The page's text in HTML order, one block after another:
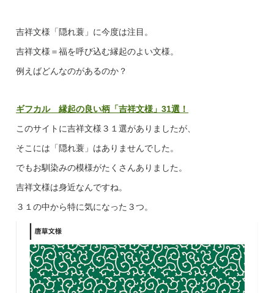
吉祥文様「隠れ蓑」に今度は注目。
吉祥文様＝福を呼び込む縁起のよい文様。
例えばどんなのがあるのか？
ギフカル 縁起の良い柄「吉祥文様」31選！
このサイトに吉祥文様３１選がありましたが、
そこには「隠れ蓑」はありませんでした。
でもお馴染みの模様がたくさんありました。
吉祥文様は身近なんですね。
３１の中から特に気になった３つ。